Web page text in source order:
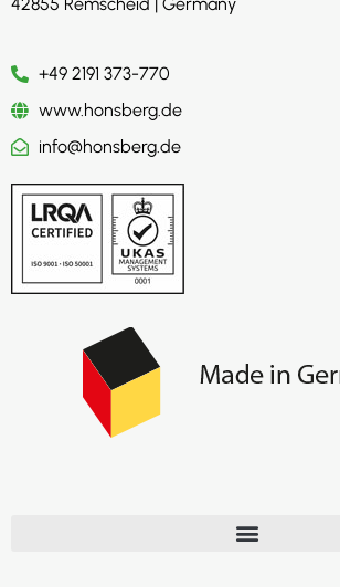
+49 2191 373-770
www.honsberg.de
info@honsberg.de